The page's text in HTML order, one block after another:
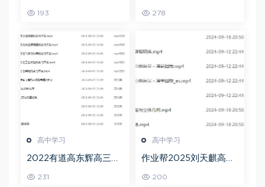
教程
193
教程
278
高中学习
2022有道高东辉高三化
频教程+讲义+点睛班
231
高中学习
作业帮2025刘天麒高二
200